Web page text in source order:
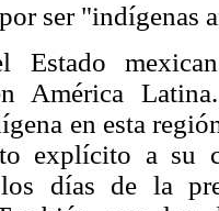
ser "indígenas
Estado
América
en esta
explícito a su
días de la